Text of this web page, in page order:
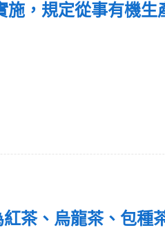
，規定從事有機生
茶、烏龍茶、包種